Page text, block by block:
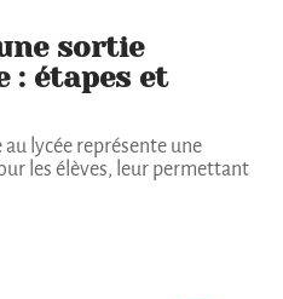
sortie
: étapes et
lycée représente une
les élèves, leur permettant